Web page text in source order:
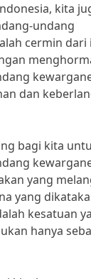
kita
undang
cermin dari
dan
bagi kita
yang
yang
kesatuan
hanya